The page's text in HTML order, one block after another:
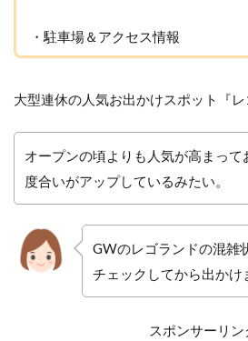
・駐車場＆アクセス情報
大型連休の人気お出かけスポット『レ
オープンの頃よりも人気が高まって
度合いがアップしているみたい。
GWのレゴランドの混雑
チェックしてから出かけ
スポンサーリン